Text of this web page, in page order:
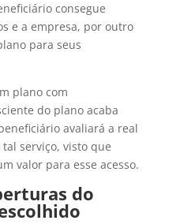
consegue
e a empresa, por outro
para seus
plano com
do plano acaba
avaliará a real
serviço, visto que
valor para esse acesso.
do